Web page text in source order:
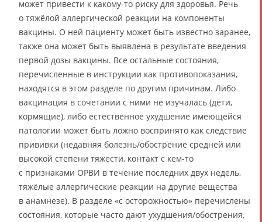
может привести к какому-то риску для здоровья. Речь
о тяжёлой аллергической реакции на компоненты
вакцины. О ней пациенту может быть известно заранее,
также она может быть выявлена в результате введения
первой дозы вакцины. Все остальные состояния,
перечисленные в инструкции как противопоказания,
находятся в этом разделе по другим причинам. Либо
вакцинация в сочетании с ними не изучалась (дети,
кормящие), либо естественное ухудшение имеющейся
патологии может быть ложно воспринято как следствие
прививки (недавняя болезнь/обострение средней или
высокой степени тяжести, контакт с кем-то
с признаками ОРВИ в течение последних двух недель,
тяжёлые аллергические реакции на другие вещества
в анамнезе). В разделе «с осторожностью» перечислены
состояния, которые часто дают ухудшения/обострения,